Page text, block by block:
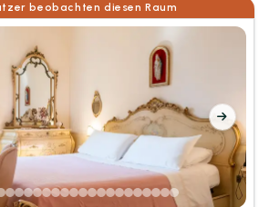
beobachten diesen Raum